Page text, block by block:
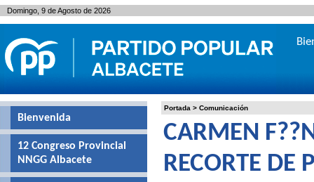
Portada > Comunicación
CARMEN
RECORTE DE
Bienvenida
12 Congreso Provincial
NNGG Albacete
Domingo, 9 de Agosto de 2026